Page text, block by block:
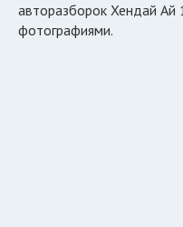
Автосервисы
авторазборок Хендай Ай
фотографиями.